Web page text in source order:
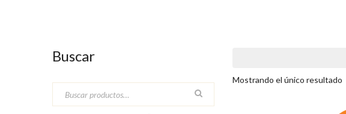
Mostrando el único resultado
Buscar